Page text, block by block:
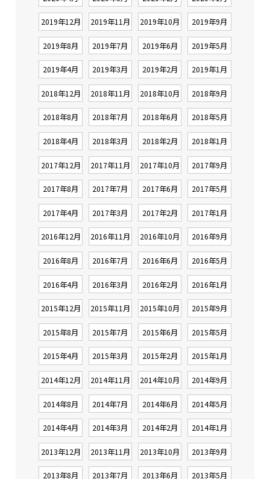
2019年12月 2019年11月 2019年10月 2019年9月
2019年8月 2019年7月 2019年6月 2019年5月
2019年4月 2019年3月 2019年2月 2019年1月
2018年12月 2018年11月 2018年10月 2018年9月
2018年8月 2018年7月 2018年6月 2018年5月
2018年4月 2018年3月 2018年2月 2018年1月
2017年12月 2017年11月 2017年10月 2017年9月
2017年8月 2017年7月 2017年6月 2017年5月
2017年4月 2017年3月 2017年2月 2017年1月
2016年12月 2016年11月 2016年10月 2016年9月
2016年8月 2016年7月 2016年6月 2016年5月
2016年4月 2016年3月 2016年2月 2016年1月
2015年12月 2015年11月 2015年10月 2015年9月
2015年8月 2015年7月 2015年6月 2015年5月
2015年4月 2015年3月 2015年2月 2015年1月
2014年12月 2014年11月 2014年10月 2014年9月
2014年8月 2014年7月 2014年6月 2014年5月
2014年4月 2014年3月 2014年2月 2014年1月
2013年12月 2013年11月 2013年10月 2013年9月
2013年8月 2013年7月 2013年6月 2013年5月